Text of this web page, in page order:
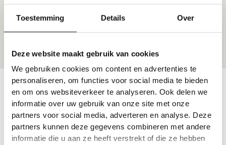
Toestemming Details Over
Deze website maakt gebruik van cookies
We gebruiken cookies om content en advertenties te
personaliseren, om functies voor social media te bieden
en om ons websiteverkeer te analyseren. Ook delen we
informatie over uw gebruik van onze site met onze
partners voor social media, adverteren en analyse. Deze
partners kunnen deze gegevens combineren met andere
informatie die u aan ze heeft verstrekt of die ze hebben
Vraag & antwoord
De meest voorkomende vragen over onze dienst vind
je hier.